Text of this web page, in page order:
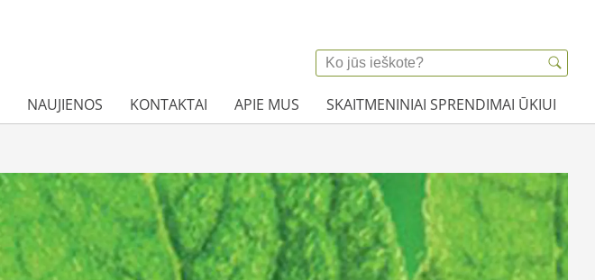
NAUJIENOS KONTAKTAI APIE MUS SKAITMENINIAI SPRENDIMAI ŪKIUI